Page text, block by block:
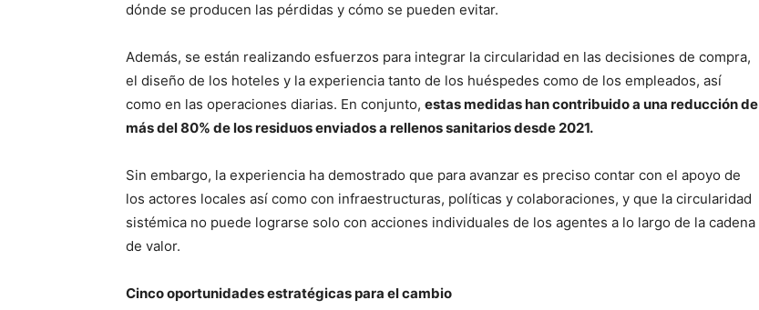
dónde se producen las pérdidas y cómo se pueden evitar.
Además, se están realizando esfuerzos para integrar la circularidad en las decisiones de compra,
el diseño de los hoteles y la experiencia tanto de los huéspedes como de los empleados, así
como en las operaciones diarias. En conjunto, estas medidas han contribuido a una reducción de
más del 80% de los residuos enviados a rellenos sanitarios desde 2021.
Sin embargo, la experiencia ha demostrado que para avanzar es preciso contar con el apoyo de
los actores locales así como con infraestructuras, políticas y colaboraciones, y que la circularidad
sistémica no puede lograrse solo con acciones individuales de los agentes a lo largo de la cadena
de valor.
Cinco oportunidades estratégicas para el cambio